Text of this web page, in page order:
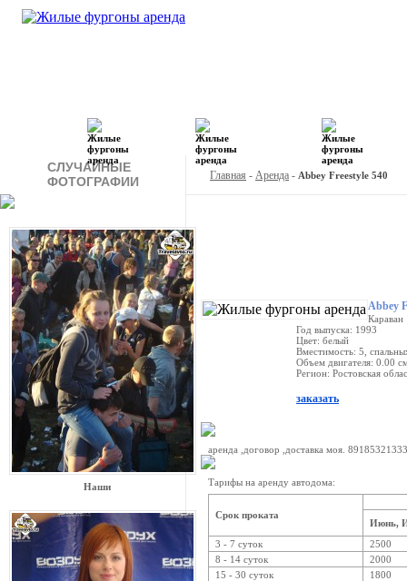
СЛУЧАЙНЫЕ
ФОТОГРАФИИ
Наши
Главная - Аренда - Abbey Freestyle 540
Abbey
Караван
Год выпуска: 1993
Цвет: белый
Вместимость: 5,
Объем двигателя: 0.00
Регион: Ростовская
заказать
аренда ,договор ,доставка моя.
Тарифы на аренду автодома:
Срок проката
Июнь,
3 - 7 суток
2500
8 - 14 суток
2000
15 - 30 суток
1800